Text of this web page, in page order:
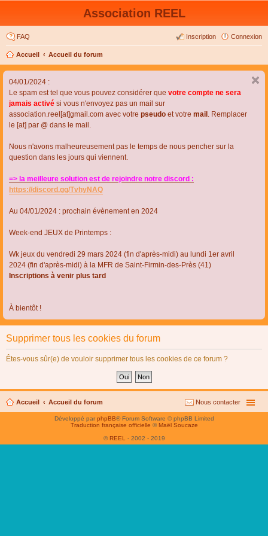
Association REEL
FAQ Connexion
Inscription
Accueil Accueil du forum
04/01/2024 :
Le spam est tel que vous pouvez considérer que votre compte ne sera
jamais activé si vous n'envoyez pas un mail sur
association.reel[at]gmail.com avec votre pseudo et votre mail . Remplacer
le [at] par @ dans le mail.
Nous n'avons malheureusement pas le temps de nous pencher sur la
question dans les jours qui viennent.
=> la meilleure solution est de rejoindre notre discord :
https://discord.gg/TvhyNAQ
Au 04/01/2024 : prochain évènement en 2024
Week-end JEUX de Printemps :
Wk jeux du vendredi 29 mars 2024 (fin d'après-midi) au lundi 1er avril
2024 (fin d'après-midi) à la MFR de Saint-Firmin-des-Près (41)
Inscriptions à venir plus tard
À bientôt !
Supprimer tous les cookies du forum
Êtes-vous sûr(e) de vouloir supprimer tous les cookies de ce forum ?
Accueil Accueil du forum Nous contacter
Développé parphpBB® Forum Software © phpBB Limited
Traduction française officielle © Maël Soucaze
© REEL - 2002 - 2019